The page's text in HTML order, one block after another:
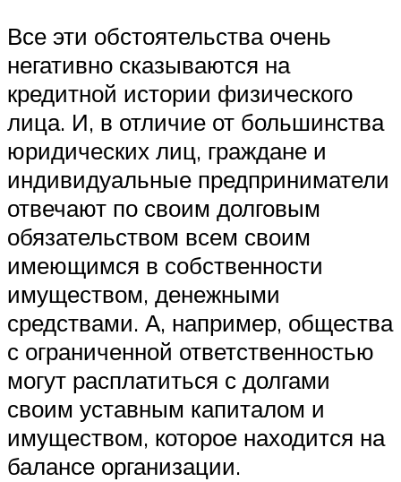
Все эти обстоятельства очень
негативно сказываются на
кредитной истории физического
лица. И, в отличие от большинства
юридических лиц, граждане и
индивидуальные предприниматели
отвечают по своим долговым
обязательством всем своим
имеющимся в собственности
имуществом, денежными
средствами. А, например, общества
с ограниченной ответственностью
могут расплатиться с долгами
своим уставным капиталом и
имуществом, которое находится на
балансе организации.